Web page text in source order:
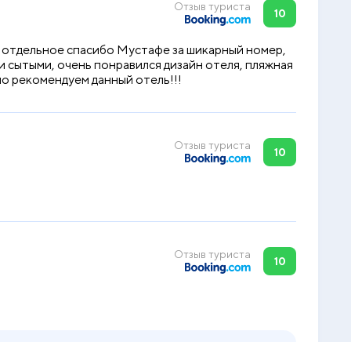
Отзыв туриста
10
спасибо Мустафе за шикарный номер,
сытыми, очень понравился дизайн отеля, пляжная
рекомендуем данный отель!!!
Отзыв туриста
10
Отзыв туриста
10